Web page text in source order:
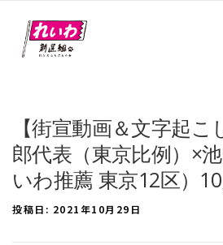
【街宣動画＆文字起
郎代表（東京比例）×
いわ推薦 東京12区）
投稿日: 2021年10月29日